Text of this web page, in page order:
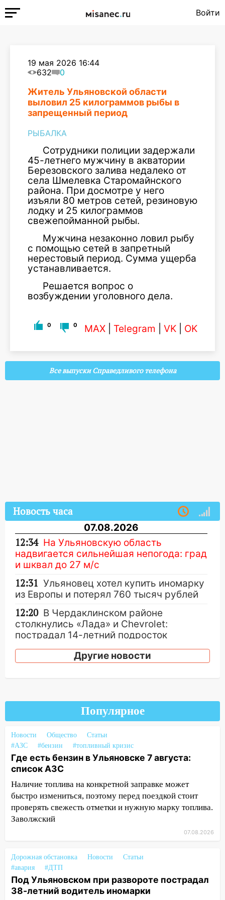
Войти
19 мая 2026 16:44
632
0
Житель Ульяновской области
выловил 25 килограммов рыбы в
запрещенный период
РЫБАЛКА
Сотрудники полиции задержали
45-летнего мужчину в акватории
Березовского залива недалеко от
села Шмелевка Старомайнского
района. При досмотре у него
изъяли 80 метров сетей, резиновую
лодку и 25 килограммов
свежепойманной рыбы.
Мужчина незаконно ловил рыбу
с помощью сетей в запретный
нерестовый период. Сумма ущерба
устанавливается.
Решается вопрос о
возбуждении уголовного дела.
0 0 MAX Telegram VK OK
Все выпуски Справедливого телефона
Новость часа
07.08.2026
12:34 На Ульяновскую область
надвигается сильнейшая непогода: град
и шквал до 27 м/с
12:31 Ульяновец хотел купить иномарку
из Европы и потерял 760 тысяч рублей
12:20 В Чердаклинском районе
столкнулись «Лада» и Chevrolet:
пострадал 14-летний подросток
12:00
Где есть бензин в Ульяновске 7
августа: список АЗС
11:38 В Ленинском районе пожар
полностью уничтожил дачный дом и
сарай
11:38 В Госдуме предложили отменить
ЕГЭ с 2027 года
11:25 В Ульяновске ИИ будет выявлять
нарушителей на контейнерных
площадках
золота в составе сборной мира
11:16 В Ульяновске открыли памятную
доску декабристу Кондратию Рылееву
Другие новости
Популярное
Новости Общество
Статьи
#АЗС
#бензин #топливный кризис
Где есть бензин в Ульяновске 7 августа:
список АЗС
Наличие топлива на конкретной заправке может
быстро измениться, поэтому перед поездкой стоит
проверять свежесть отметки и нужную марку топлива.
Заволжский
07.08.2026
Дорожная обстановка Новости
Статьи
#авария
#ДТП
Под Ульяновском при развороте пострадал
38-летний водитель иномарки